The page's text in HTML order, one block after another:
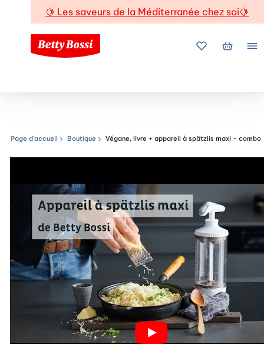
🍋 Les saveurs de la Méditerranée chez soi🍋
Mes favoris
Mon
Chemin de navigation
Page d’accueil Boutique Végane, livre + appareil à spätzlis maxi - combo